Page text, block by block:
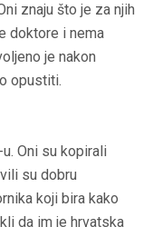
znaju što je za njih
doktore i nema
je nakon
opustiti.
Oni su kopirali
su dobru
koji bira kako
da im je hrvatska